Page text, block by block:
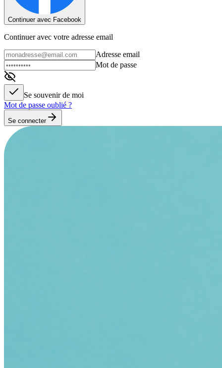
Continuer avec Facebook
Continuer avec votre adresse email
Adresse email
Mot de passe
Se souvenir de moi
Mot de passe oublié ?
Se connecter